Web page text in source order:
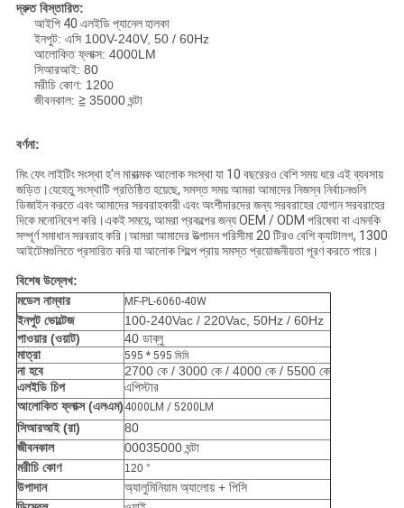
দ্রুত বিস্তারিত:
আইপি 40 এলইডি প্যানেল হালকা
ইনপুট: এসি 100V-240V, 50 / 60Hz
আলোকিত ফ্লাক্স: 4000LM
সিআরআই: 80
মরীচি কোণ: 1200
জীবনকাল: ≧ 35000 ঘন্টা
বর্ণনা:
মিং ফেং লাইটিং সংস্থা হ'ল মারাত্মক আলোক সংস্থা যা 10 বছরেরও বেশি সময় ধরে এই ব্যবসায়
জড়িত।যেহেতু সংস্থাটি প্রতিষ্ঠিত হয়েছে, সমস্ত সময় আমরা আমাদের নিজস্ব নির্বাচনগুলি
ডিজাইন করতে এবং আমাদের সরবরাহকারী এবং অংশীদারদের জন্য সরবরাহের যোগান সরবরাহের
দিকে মনোনিবেশ করি।একই সময়ে, আমরা প্রকল্পের জন্য OEM / ODM পরিষেবা বা এমনকি
সম্পূর্ণ সমাধান সরবরাহ করি।আমরা আমাদের উত্পাদন পরিসীমা 20 টিরও বেশি ক্যাটালগ, 1300
আইটেমগুলিতে প্রসারিত করি যা আলোক শিল্পে প্রায় সমস্ত প্রয়োজনীয়তা পূরণ করতে পারে।
বিশেষ উল্লেখ:
মডেল নাম্বার
MF-PL-6060-40W
ইনপুট ভোল্টেজ
100-240Vac / 220Vac, 50Hz / 60Hz
পাওয়ার (ওয়াট)
40 ডাব্লু
মাত্রা
595 * 595 মিমি
না হবে
2700 কে / 3000 কে / 4000 কে / 5500 কে
এলইডি চিপ
এপিস্টার
আলোকিত ফ্লাক্স (এলএম) 4000LM / 5200LM
সিআরআই (রা)
80
জীবনকাল
00035000 ঘন্টা
মরীচি কোণ
120 °
উপাদান
অ্যালুমিনিয়াম অ্যালোয় + পিসি